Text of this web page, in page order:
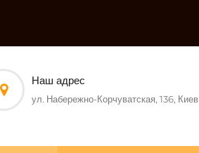
Наш адрес
ул. Набережно-Корчуватская, 136, Киев